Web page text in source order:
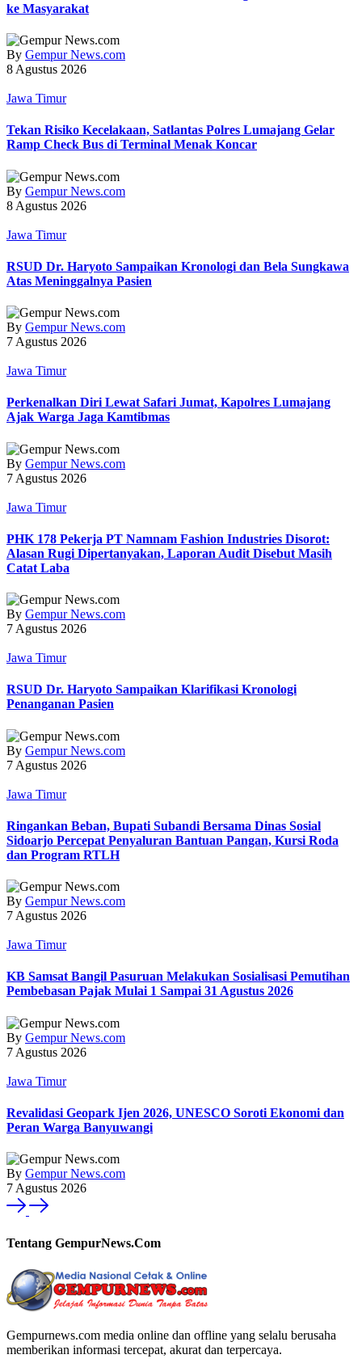
ke Masyarakat
By Gempur News.com
8 Agustus 2026
Jawa Timur
Tekan Risiko Kecelakaan, Satlantas Polres Lumajang Gelar
Ramp Check Bus di Terminal Menak Koncar
By Gempur News.com
8 Agustus 2026
Jawa Timur
RSUD Dr. Haryoto Sampaikan Kronologi dan Bela Sungkawa
Atas Meninggalnya Pasien
By Gempur News.com
7 Agustus 2026
Jawa Timur
Perkenalkan Diri Lewat Safari Jumat, Kapolres Lumajang
Ajak Warga Jaga Kamtibmas
By Gempur News.com
7 Agustus 2026
Jawa Timur
PHK 178 Pekerja PT Namnam Fashion Industries Disorot:
Alasan Rugi Dipertanyakan, Laporan Audit Disebut Masih
Catat Laba
By Gempur News.com
7 Agustus 2026
Jawa Timur
RSUD Dr. Haryoto Sampaikan Klarifikasi Kronologi
Penanganan Pasien
By Gempur News.com
7 Agustus 2026
Jawa Timur
Ringankan Beban, Bupati Subandi Bersama Dinas Sosial
Sidoarjo Percepat Penyaluran Bantuan Pangan, Kursi Roda
dan Program RTLH
By Gempur News.com
7 Agustus 2026
Jawa Timur
KB Samsat Bangil Pasuruan Melakukan Sosialisasi Pemutihan
Pembebasan Pajak Mulai 1 Sampai 31 Agustus 2026
By Gempur News.com
7 Agustus 2026
Jawa Timur
Revalidasi Geopark Ijen 2026, UNESCO Soroti Ekonomi dan
Peran Warga Banyuwangi
By Gempur News.com
7 Agustus 2026
Tentang GempurNews.Com
Gempurnews.com media online dan offline yang selalu berusaha
memberikan informasi tercepat, akurat dan terpercaya.